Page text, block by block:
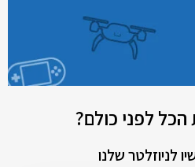
לפני כולם?
לניוזלטר שלנו